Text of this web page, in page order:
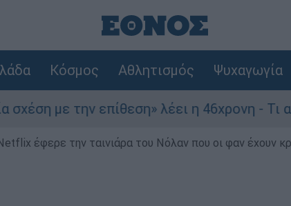
Κόσμος Αθλητισμός Ψυχαγωγία
την επίθεση» λέει η 46χρονη - Τι
έφερε την ταινιάρα του Νόλαν που οι φαν έχουν